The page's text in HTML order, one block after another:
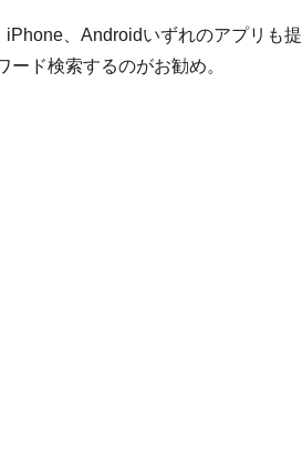
、Androidいずれのアプリも提
ド検索するのがお勧め。